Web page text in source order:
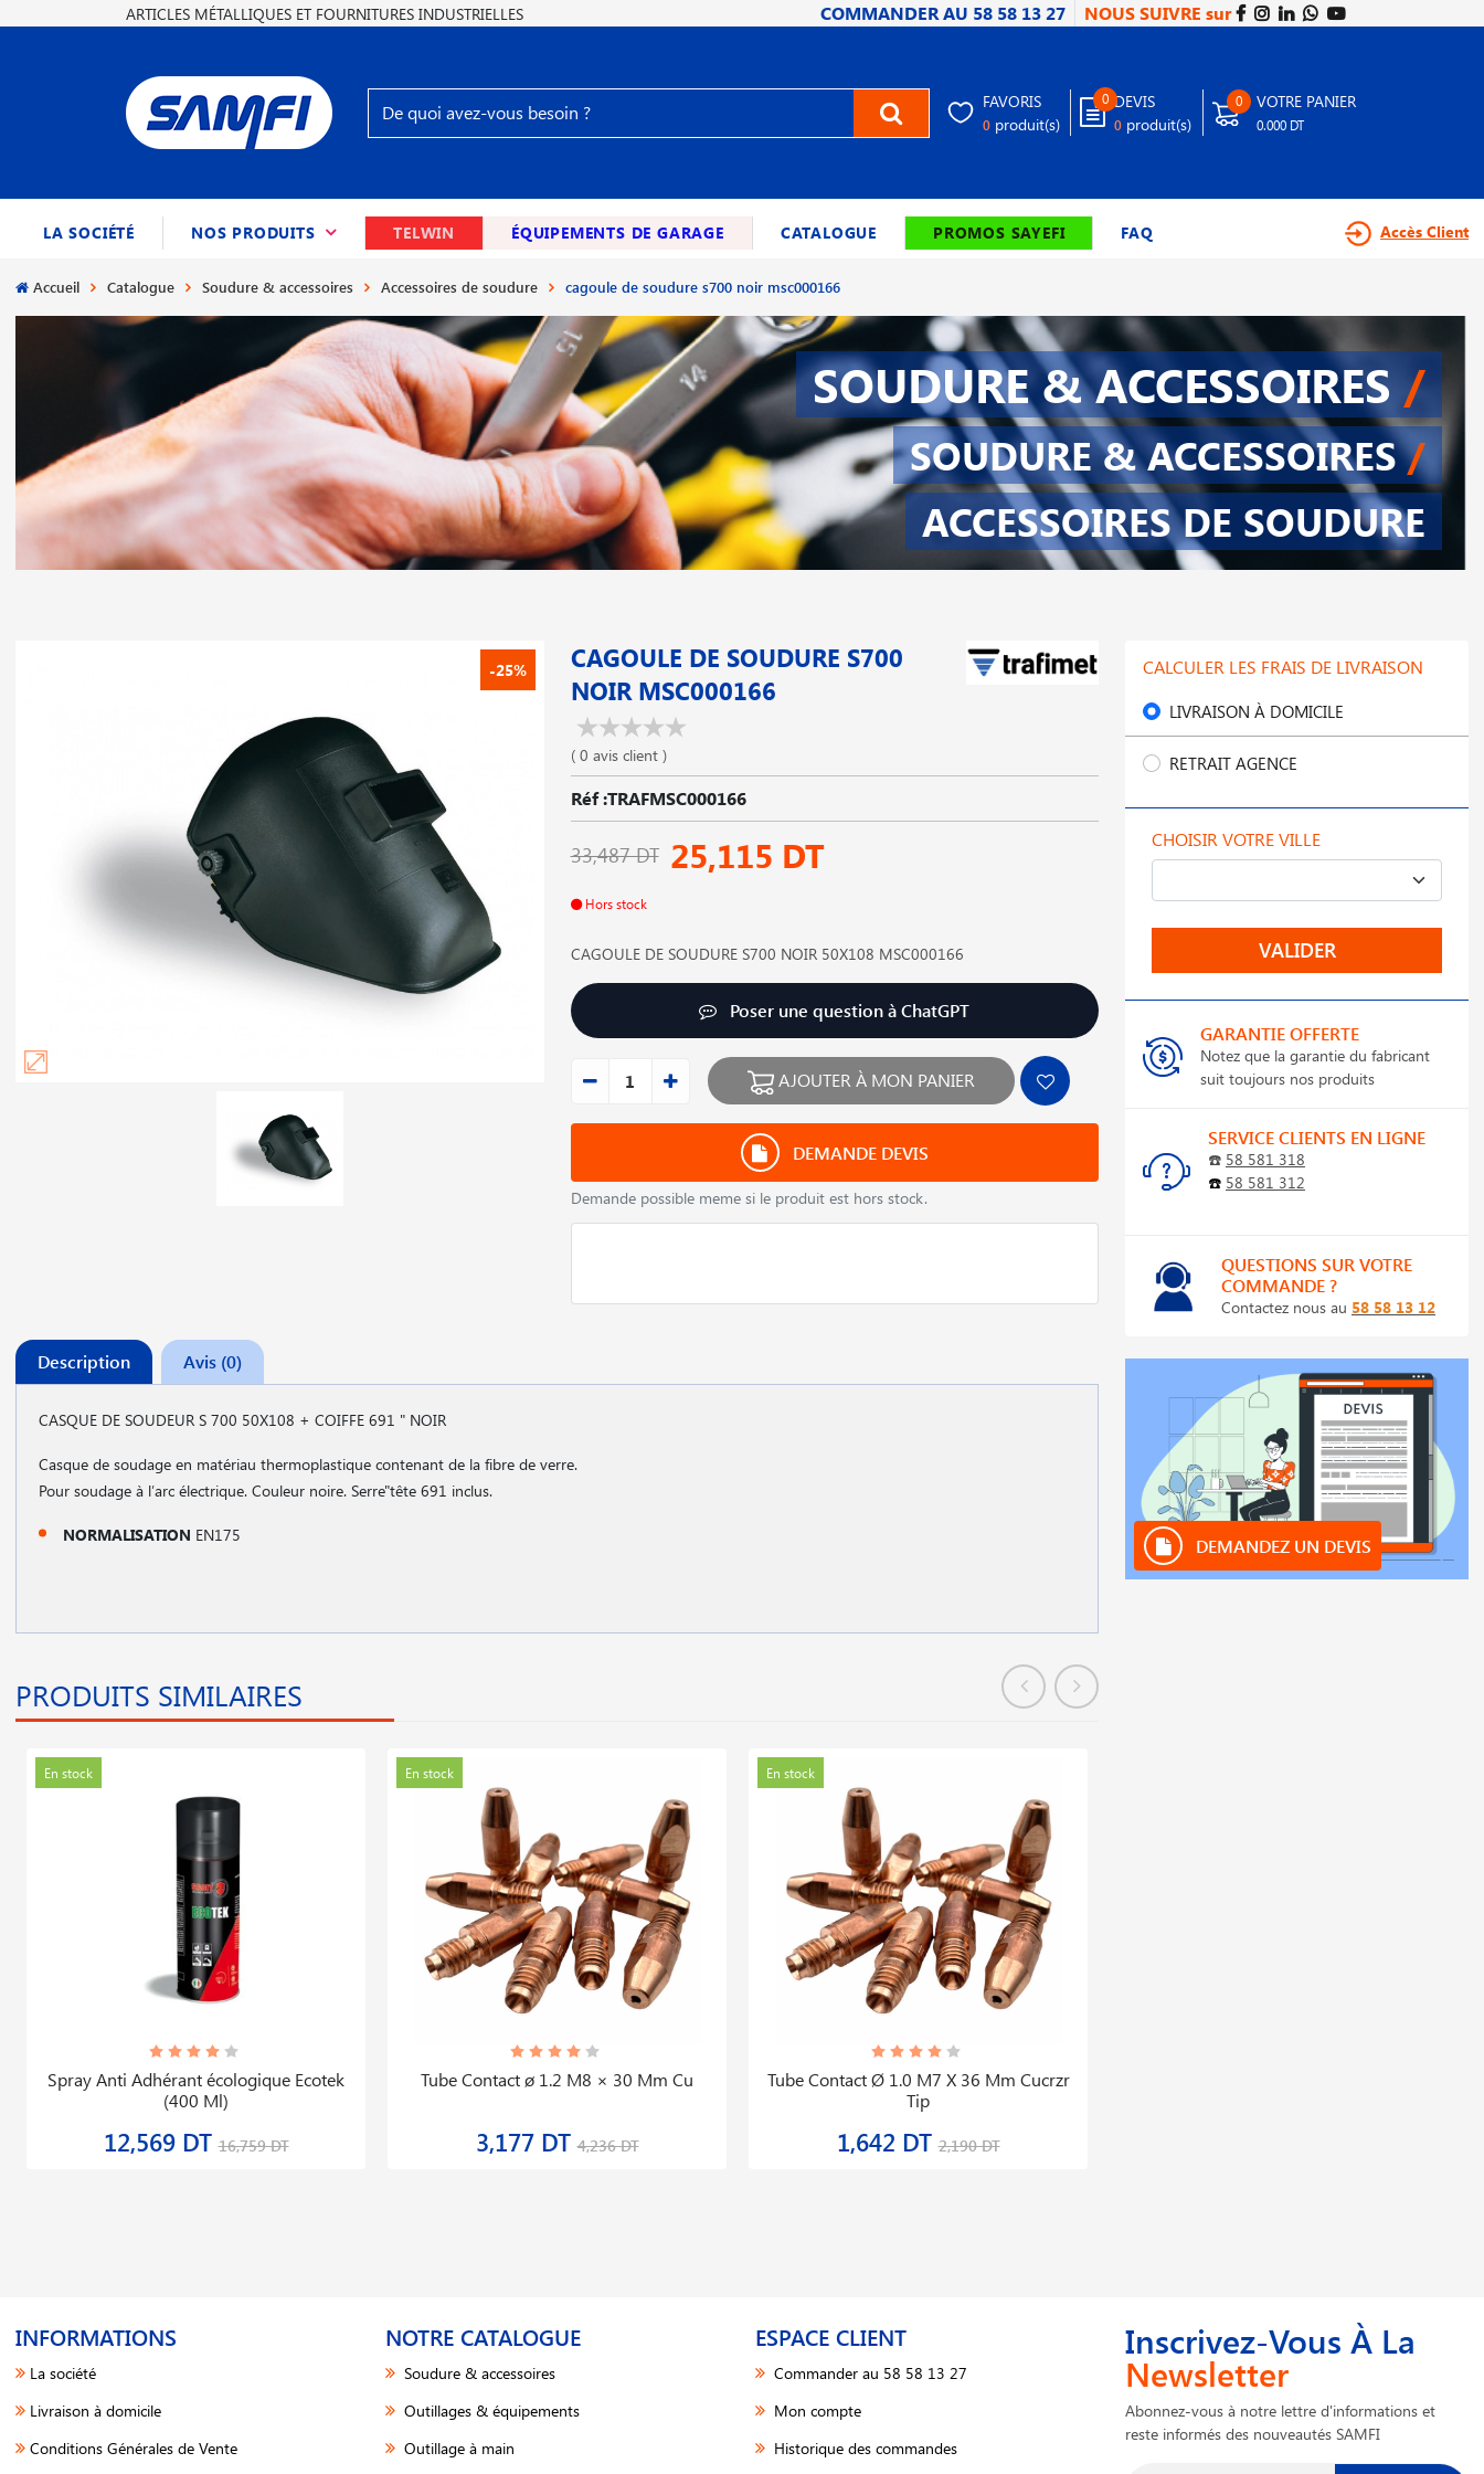
ARTICLES MÉTALLIQUES ET FOURNITURES INDUSTRIELLES COMMANDER AU 58 58 13 27 NOUS SUIVRE sur
FAVORIS
0 produit(s)
0 DEVIS
0 produit(s)
0 VOTRE PANIER
0.000 DT
LA SOCIÉTÉ NOS PRODUITS (CURRENT)TELWIN ÉQUIPEMENTS DE GARAGE CATALOGUE PROMOS SAYEFI FAQ Accès Client
Accueil Catalogue Soudure & accessoires Accessoires de soudure cagoule de soudure s700 noir msc000166
SOUDURE & ACCESSOIRES /
SOUDURE & ACCESSOIRES/
ACCESSOIRES DE SOUDURE
-25%
CAGOULE DE SOUDURE S700
NOIR MSC000166
( 0 avis client )
Réf :TRAFMSC000166
33,487 DT 25,115 DT
Hors stock
CAGOULE DE SOUDURE S700 NOIR 50X108 MSC000166
Poser une question à ChatGPT
AJOUTER À MON PANIER
DEMANDE DEVIS
Demande possible meme si le produit est hors stock.
Description Avis (0)
CASQUE DE SOUDEUR S 700 50X108 + COIFFE 691 " NOIR
Casque de soudage en matériau thermoplastique contenant de la fibre de verre.
Pour soudage à l′arc électrique. Couleur noire. Serre"tête 691 inclus.
NORMALISATION EN175
PRODUITS SIMILAIRES
En stock
Spray Anti Adhérant écologique Ecotek
(400 Ml)
12,569 DT16,759 DT
En stock
Tube Contact ø 1.2 M8 × 30 Mm Cu
3,177 DT4,236 DT
En stock
Tube Contact Ø 1.0 M7 X 36 Mm Cucrzr
Tip
1,642 DT2,190 DT
CALCULER LES FRAIS DE LIVRAISON
LIVRAISON À DOMICILE
RETRAIT AGENCE
CHOISIR VOTRE VILLE
VALIDER
GARANTIE OFFERTE
Notez que la garantie du fabricant
suit toujours nos produits
SERVICE CLIENTS EN LIGNE
☎️ 58 581 318
☎️ 58 581 312
QUESTIONS SUR VOTRE
COMMANDE ?
Contactez nous au 58 58 13 12
DEMANDEZ UN DEVIS
INFORMATIONS
La société
Livraison à domicile
Conditions Générales de Vente
NOTRE CATALOGUE
Soudure & accessoires
Outillages & équipements
Outillage à main
ESPACE CLIENT
Commander au 58 58 13 27
Mon compte
Historique des commandes
Inscrivez-Vous À La
Newsletter
Abonnez-vous à notre lettre d'informations et
reste informés des nouveautés SAMFI